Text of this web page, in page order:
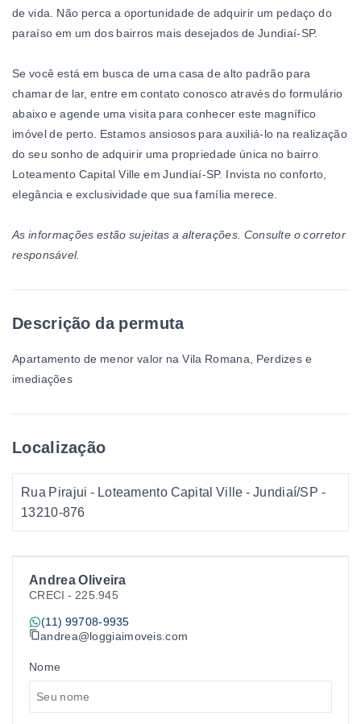
Andrea Oliveira
CRECI - 225.945
(11) 99708-9935
andrea@loggiaimoveis.com
Nome
de vida. Não perca a oportunidade de adquirir um pedaço do
paraíso em um dos bairros mais desejados de Jundiaí-SP.
Se você está em busca de uma casa de alto padrão para
chamar de lar, entre em contato conosco através do formulário
abaixo e agende uma visita para conhecer este magnífico
imóvel de perto. Estamos ansiosos para auxiliá-lo na realização
do seu sonho de adquirir uma propriedade única no bairro
Loteamento Capital Ville em Jundiaí-SP. Invista no conforto,
elegância e exclusividade que sua família merece.
As informações estão sujeitas a alterações. Consulte o corretor
responsável.
Descrição da permuta
Apartamento de menor valor na Vila Romana, Perdizes e
imediações
Localização
Rua Pirajui - Loteamento Capital Ville - Jundiaí/SP -
13210-876